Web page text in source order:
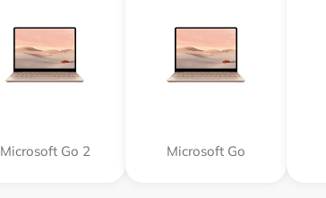
Microsoft Go 2 Microsoft Go